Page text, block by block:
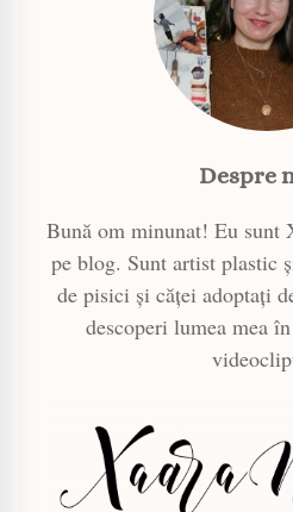
Despre
Bună om minunat! Eu sunt
pe blog. Sunt artist plastic
de pisici și căței adoptați
descoperi lumea mea